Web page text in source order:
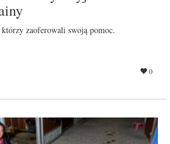
zaoferowali swoją pomoc.
0